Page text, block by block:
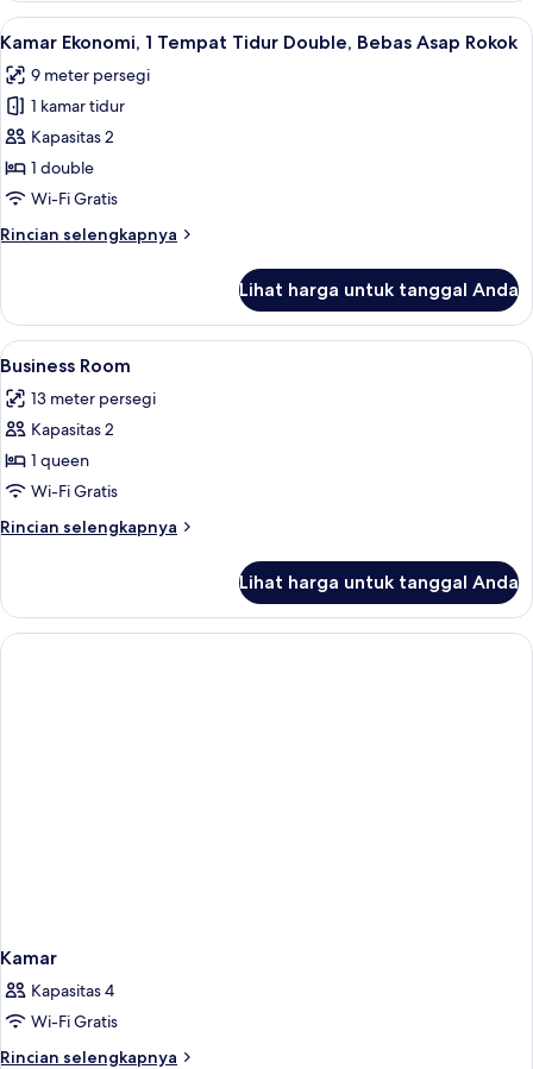
Asap
Rokok
Eksekutif,
1
Tidur
Queen,
Asap
Rokok
Lihat
semua
foto
untuk
Kamar
Ekonomi,
1
Tidur
Asap
Rokok
Kamar Ekonomi, 1 Tempat Tidur
11
Kamar Ekonomi, 1 Tempat Tidur Double, Bebas Asap Rokok
9 meter persegi
1 kamar tidur
Kapasitas 2
1 double
Wi-Fi Gratis
Rincian selengkapnya
Rincian
Kamar
Ekonomi,
1
Tidur
Double,
Asap
Rokok
Lihat harga untuk tanggal Anda
Lihat
semua
foto
untuk
Business
Room
Seprai premium, bantalan ekstra
10
Business Room
13 meter persegi
Kapasitas 2
1 queen
Wi-Fi Gratis
Rincian selengkapnya
Rincian
Business
Room
Lihat harga untuk tanggal Anda
Kamar
Kapasitas 4
Wi-Fi Gratis
Rincian selengkapnya
Rincian